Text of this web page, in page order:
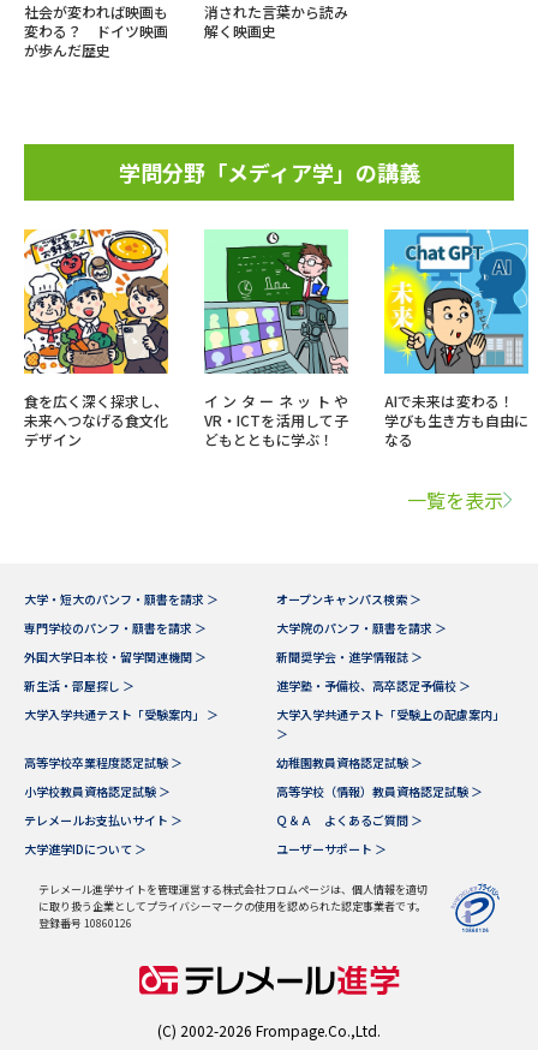
社会が変われば映画も
変わる？ ドイツ映画
が歩んだ歴史
消された言葉から読み
解く映画史
学問分野「メディア学」の講義
食を広く深く探求し、
未来へつなげる食文化
デザイン
インターネットや
VR・ICTを活用して子
どもとともに学ぶ！
AIで未来は変わる！
学びも生き方も自由に
なる
一覧を表示
大学・短大のパンフ・願書を請求 ＞
オープンキャンパス検索 ＞
専門学校のパンフ・願書を請求 ＞
大学院のパンフ・願書を請求 ＞
外国大学日本校・留学関連機関 ＞
新聞奨学会・進学情報誌 ＞
新生活・部屋探し ＞
進学塾・予備校、高卒認定予備校 ＞
大学入学共通テスト「受験案内」 ＞
大学入学共通テスト「受験上の配慮案内」
＞
高等学校卒業程度認定試験 ＞
幼稚園教員資格認定試験 ＞
小学校教員資格認定試験 ＞
高等学校（情報）教員資格認定試験 ＞
テレメールお支払いサイト ＞
Ｑ＆Ａ よくあるご質問 ＞
大学進学IDについて ＞
ユーザーサポート ＞
テレメール進学サイトを管理運営する株式会社フロムページは、個人情報を適切
に取り扱う企業としてプライバシーマークの使用を認められた認定事業者です。
登録番号 10860126
(C) 2002-2026 Frompage.Co.,Ltd.